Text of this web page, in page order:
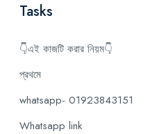
Tasks
👇এই কাজটি করার নিয়ম👇
প্রথমে
whatsapp- 01923843151
Whatsapp link